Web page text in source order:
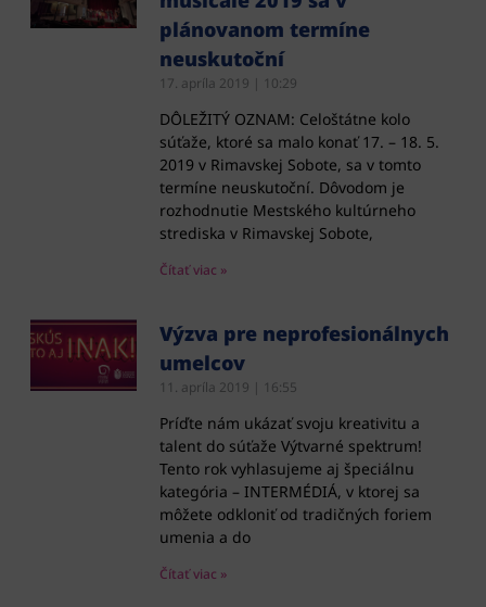
plánovanom termíne
neuskutoční
17. apríla 2019 10:29
DÔLEŽITÝ OZNAM: Celoštátne kolo
súťaže, ktoré sa malo konať 17. – 18. 5.
2019 v Rimavskej Sobote, sa v tomto
termíne neuskutoční. Dôvodom je
rozhodnutie Mestského kultúrneho
strediska v Rimavskej Sobote,
Čítať viac »
Výzva pre neprofesionálnych
umelcov
11. apríla 2019 16:55
Príďte nám ukázať svoju kreativitu a
talent do súťaže Výtvarné spektrum!
Tento rok vyhlasujeme aj špeciálnu
kategória – INTERMÉDIÁ, v ktorej sa
môžete odkloniť od tradičných foriem
umenia a do
Čítať viac »